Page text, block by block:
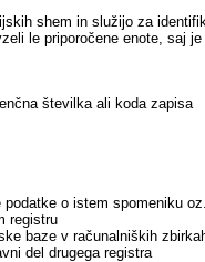
shem in služijo za
le priporočene enote, saj
številka ali koda zapisa
o istem spomeniku
registru
baze v računalniških
del drugega registra